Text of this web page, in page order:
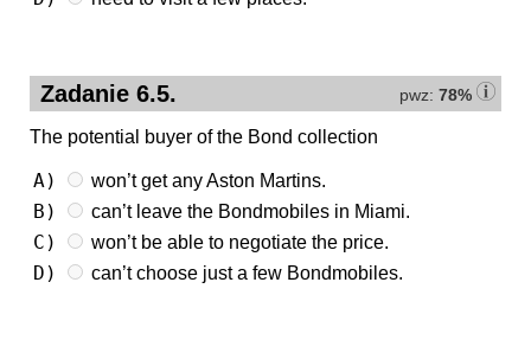
pwz: 78%
Zadanie 6.5.
The potential buyer of the Bond collection
A) won’t get any Aston Martins.
B) can’t leave the Bondmobiles in Miami.
C) won’t be able to negotiate the price.
D) can’t choose just a few Bondmobiles.